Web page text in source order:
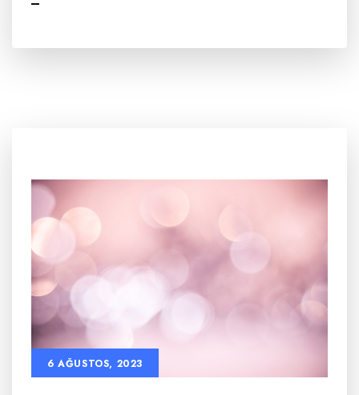
6 AĞUSTOS, 2023